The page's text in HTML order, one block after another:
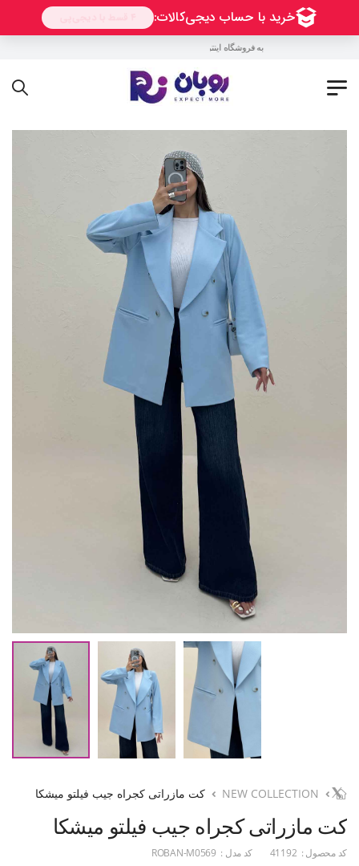
به فروشگاه اینترنتی روبان خوش آمدید !
NEW COLLECTION کت مازراتی کجراه جیب فیلتو میشکا
کت مازراتی کجراه جیب فیلتو میشکا
کد محصول : 41192 کد مدل : ROBAN-M0569